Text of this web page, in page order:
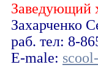
Заведующий
Захарченко
раб. тел: 8-
Е-male: